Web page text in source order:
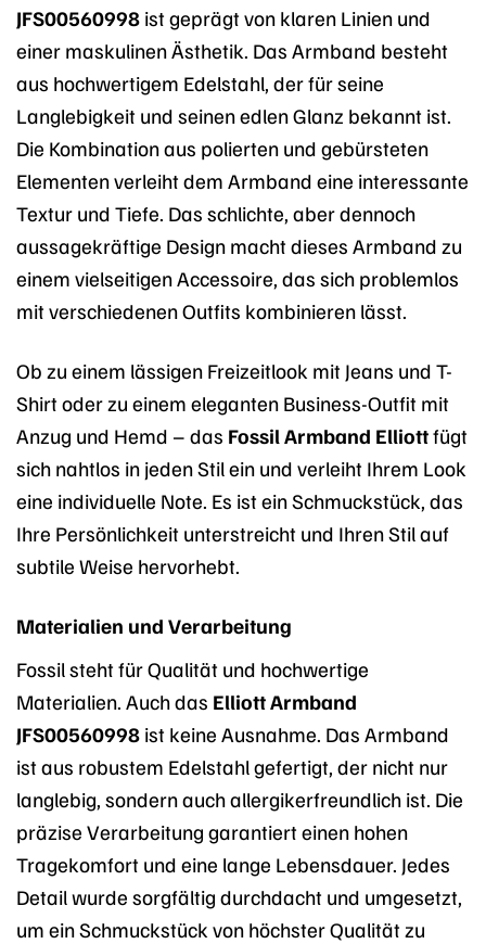
JFS00560998 ist geprägt von klaren Linien und
einer maskulinen Ästhetik. Das Armband besteht
aus hochwertigem Edelstahl, der für seine
Langlebigkeit und seinen edlen Glanz bekannt ist.
Die Kombination aus polierten und gebürsteten
Elementen verleiht dem Armband eine interessante
Textur und Tiefe. Das schlichte, aber dennoch
aussagekräftige Design macht dieses Armband zu
einem vielseitigen Accessoire, das sich problemlos
mit verschiedenen Outfits kombinieren lässt.
Ob zu einem lässigen Freizeitlook mit Jeans und T-
Shirt oder zu einem eleganten Business-Outfit mit
Anzug und Hemd – das Fossil Armband Elliottfügt
sich nahtlos in jeden Stil ein und verleiht Ihrem Look
eine individuelle Note. Es ist ein Schmuckstück, das
Ihre Persönlichkeit unterstreicht und Ihren Stil auf
subtile Weise hervorhebt.
Materialien und Verarbeitung
Fossil steht für Qualität und hochwertige
Materialien. Auch das Elliott Armband
JFS00560998 ist keine Ausnahme. Das Armband
ist aus robustem Edelstahl gefertigt, der nicht nur
langlebig, sondern auch allergikerfreundlich ist. Die
präzise Verarbeitung garantiert einen hohen
Tragekomfort und eine lange Lebensdauer. Jedes
Detail wurde sorgfältig durchdacht und umgesetzt,
um ein Schmuckstück von höchster Qualität zu